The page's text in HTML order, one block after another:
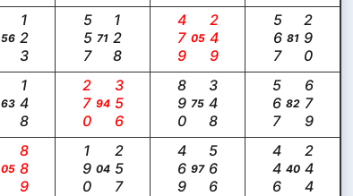
56 123 557 71 128 479 05249 567 81290
63 148 270 94356 890 75 348 567 82679
05 889 190 04257 469 97566 446 40244